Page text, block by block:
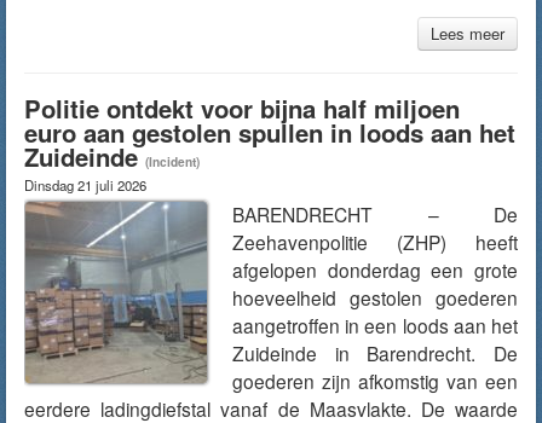
Lees meer
Politie ontdekt voor bijna half miljoen
euro aan gestolen spullen in loods aan het
Zuideinde (Incident)
Dinsdag 21 juli 2026
BARENDRECHT – De
Zeehavenpolitie (ZHP) heeft
afgelopen donderdag een grote
hoeveelheid gestolen goederen
aangetroffen in een loods aan het
Zuideinde in Barendrecht. De
goederen zijn afkomstig van een
eerdere ladingdiefstal vanaf de Maasvlakte. De waarde